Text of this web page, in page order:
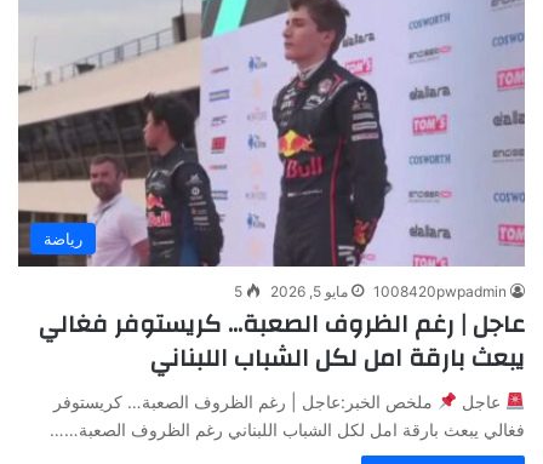
رياضة
1008420pwpadmin مايو 5, 2026 5
عاجل | رغم الظروف الصعبة… كريستوفر فغالي
يبعث بارقة امل لكل الشباب اللبناني
عاجل
ملخص الخبر:عاجل | رغم الظروف الصعبة… كريستوفر
فغالي يبعث بارقة امل لكل الشباب اللبناني رغم الظروف الصعبة……